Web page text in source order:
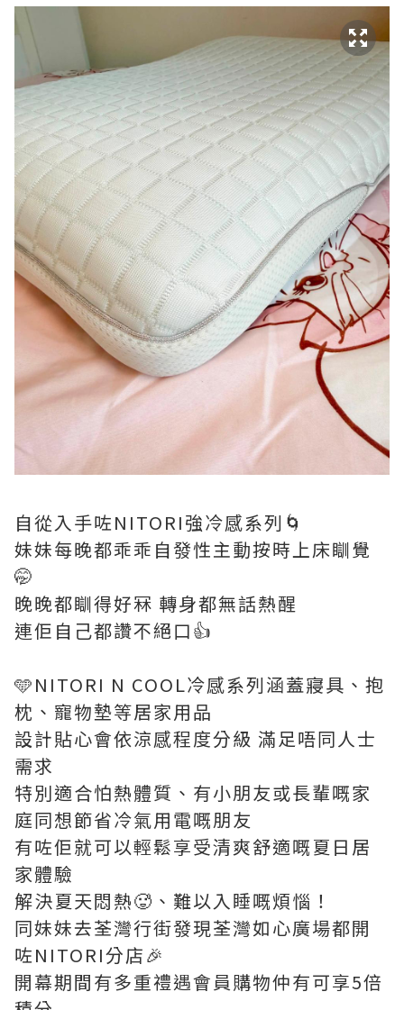
自從入手咗NITORI強冷感系列🌀
妹妹每晚都乖乖自發性主動按時上床瞓覺
🤭
晚晚都瞓得好冧 轉身都無話熱醒
連佢自己都讚不絕口👍
🩵NITORI N COOL冷感系列涵蓋寢具、抱
枕、寵物墊等居家用品
設計貼心會依涼感程度分級 滿足唔同人士
需求
特別適合怕熱體質、有小朋友或長輩嘅家
庭同想節省冷氣用電嘅朋友
有咗佢就可以輕鬆享受清爽舒適嘅夏日居
家體驗
解決夏天悶熱🥵、難以入睡嘅煩惱！
同妹妹去荃灣行街發現荃灣如心廣場都開
咗NITORI分店🎉
開幕期間有多重禮遇會員購物仲有可享5倍